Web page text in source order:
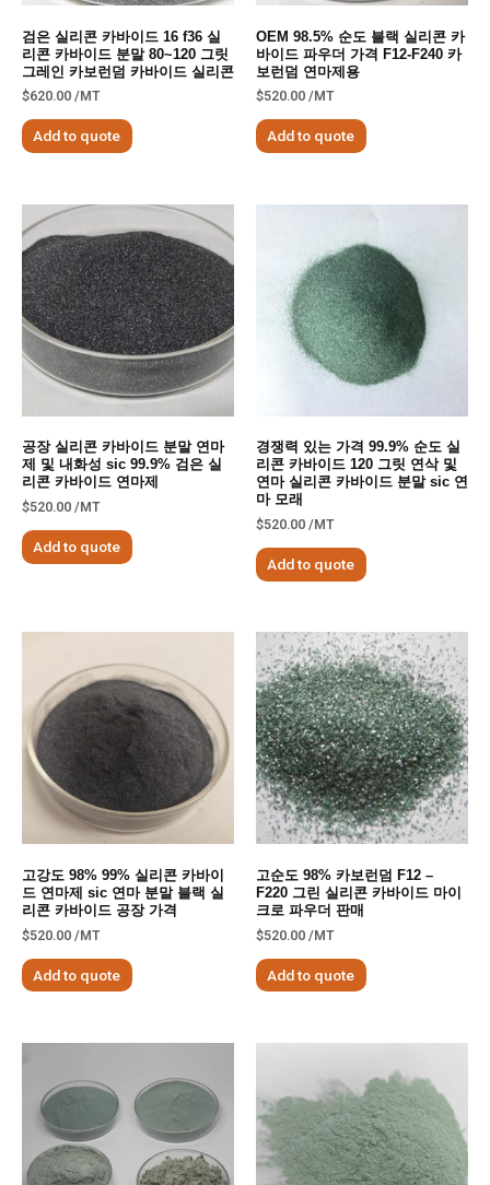
검은 실리콘 카바이드 16 f36 실
리콘 카바이드 분말 80~120 그릿
그레인 카보런덤 카바이드 실리콘
$620.00 /MT
Add to quote
OEM 98.5% 순도 블랙 실리콘 카
바이드 파우더 가격 F12-F240 카
보런덤 연마제용
$520.00 /MT
Add to quote
공장 실리콘 카바이드 분말 연마
제 및 내화성 sic 99.9% 검은 실
리콘 카바이드 연마제
$520.00 /MT
Add to quote
경쟁력 있는 가격 99.9% 순도 실
리콘 카바이드 120 그릿 연삭 및
연마 실리콘 카바이드 분말 sic 연
마 모래
$520.00 /MT
Add to quote
고강도 98% 99% 실리콘 카바이
드 연마제 sic 연마 분말 블랙 실
리콘 카바이드 공장 가격
$520.00 /MT
Add to quote
고순도 98% 카보런덤 F12 –
F220 그린 실리콘 카바이드 마이
크로 파우더 판매
$520.00 /MT
Add to quote